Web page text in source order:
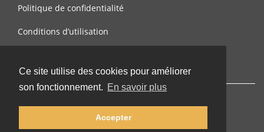
Ce site utilise des cookies pour améliorer
son fonctionnement. En savoir plus
Accepter
Politique de confidentialité
Conditions d’utilisation